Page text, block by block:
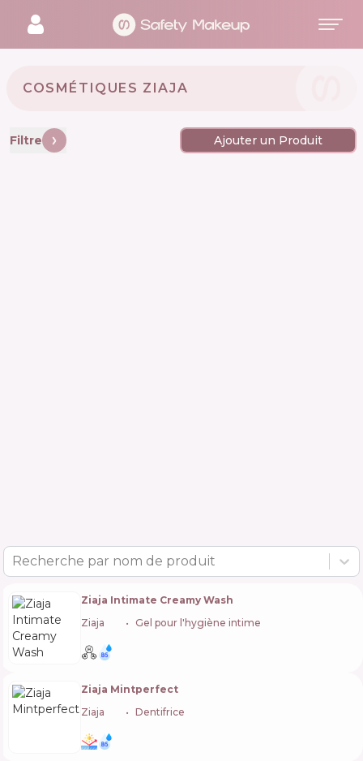
COSMÉTIQUES ZIAJA 🇵🇱
Filtre Ajouter un Produit
Recherche par nom de produit
Ziaja Intimate Creamy Wash
Ziaja
Gel pour l'hygiène intime
Ziaja Mintperfect
Ziaja
Dentifrice